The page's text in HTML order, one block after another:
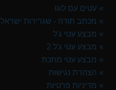
עטים עם לוגו
מכתב תודה - שגרירות ישראל
מבצע עטי ג'ל
מבצע עטי ג'ל 2
מבצע עטי מתכת
הצהרת נגישות
מדיניות פרטיות